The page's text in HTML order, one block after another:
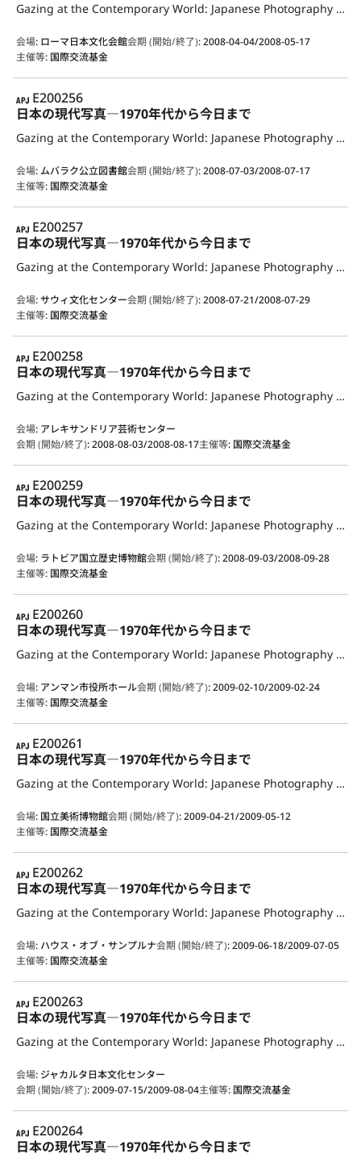
Gazing at the Contemporary World: Japanese Photography from the 1970s to the Present
会場: ローマ日本文化会館会期 (開始/終了):2008-04-04/2008-05-17
主催等: 国際交流基金
APJ
E200256
日本の現代写真―1970年代から今日まで
Gazing at the Contemporary World: Japanese Photography from the 1970s to the Present
会場: ムバラク公立図書館会期 (開始/終了):2008-07-03/2008-07-17
主催等: 国際交流基金
APJ
E200257
日本の現代写真―1970年代から今日まで
Gazing at the Contemporary World: Japanese Photography from the 1970s to the Present
会場:サウィ文化センター会期 (開始/終了):2008-07-21/2008-07-29
主催等: 国際交流基金
APJ
E200258
日本の現代写真―1970年代から今日まで
Gazing at the Contemporary World: Japanese Photography from the 1970s to the Present
会場: アレキサンドリア芸術センター
会期 (開始/終了):2008-08-03/2008-08-17主催等: 国際交流基金
APJ
E200259
日本の現代写真―1970年代から今日まで
Gazing at the Contemporary World: Japanese Photography from the 1970s to the Present
会場: ラトビア国立歴史博物館会期 (開始/終了):2008-09-03/2008-09-28
主催等: 国際交流基金
APJ
E200260
日本の現代写真―1970年代から今日まで
Gazing at the Contemporary World: Japanese Photography from the 1970s to the Present
会場: アンマン市役所ホール会期 (開始/終了):2009-02-10/2009-02-24
主催等: 国際交流基金
APJ
E200261
日本の現代写真―1970年代から今日まで
Gazing at the Contemporary World: Japanese Photography from the 1970s to the Present
会場: 国立美術博物館会期 (開始/終了):2009-04-21/2009-05-12
主催等: 国際交流基金
APJ
E200262
日本の現代写真―1970年代から今日まで
Gazing at the Contemporary World: Japanese Photography from the 1970s to the Present
会場: ハウス・オブ・サンプルナ会期 (開始/終了):2009-06-18/2009-07-05
主催等: 国際交流基金
APJ
E200263
日本の現代写真―1970年代から今日まで
Gazing at the Contemporary World: Japanese Photography from the 1970s to the Present
会場: ジャカルタ日本文化センター
会期 (開始/終了):2009-07-15/2009-08-04主催等: 国際交流基金
APJ
E200264
日本の現代写真―1970年代から今日まで